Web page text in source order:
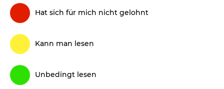
Hat sich für mich nicht gelohnt
Kann man lesen
Unbedingt lesen